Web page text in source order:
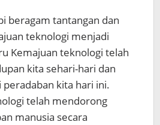
beragam tantangan dan
teknologi menjadi
Kemajuan teknologi telah
kita sehari-hari dan
kita hari ini.
telah mendorong
manusia secara